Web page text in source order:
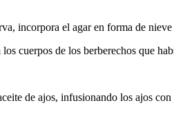
incorpora el agar en forma de
cuerpos de los berberechos que
de ajos, infusionando los ajos